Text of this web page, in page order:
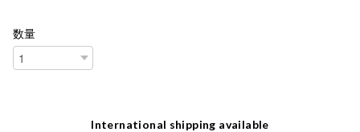
数量
International shipping available